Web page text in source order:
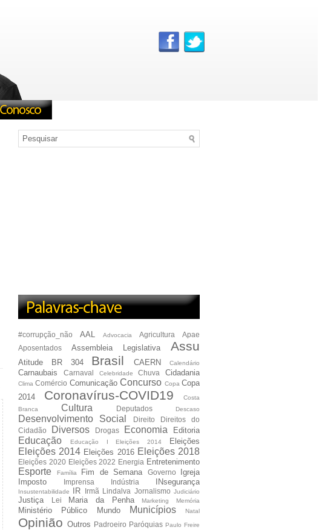
#corrupção_não AAL Advocacia Agricultura
Apae
Aposentados
Assembleia Legislativa Assu
Atitude BR 304 Brasil CAERN Calendário
Carnaubais Carnaval Celebridade Chuva Cidadania
Clima Comércio Comunicação Concurso Copa Copa
2014
Coronavírus-COVID19
Costa
Branca
Cultura Deputados Descaso
Desenvolvimento Social Direito
Direitos do
Cidadão
Diversos Drogas Economia Editoria
Educação Educação I Eleições 2014 Eleições
Eleições 2014 Eleições 2016 Eleições 2018
Eleições 2020 Eleições 2022 Energia Entretenimento
Esporte Família Fim de Semana Governo
Igreja
Imposto
Imprensa Indústria INsegurança
Insustentabilidade IR Irmã Lindalva Jornalismo Judiciário
Justiça Lei Maria da Penha Marketing Memória
Ministério Público Mundo Municípios Natal
Opinião Outros Padroeiro Paróquias Paulo Freire